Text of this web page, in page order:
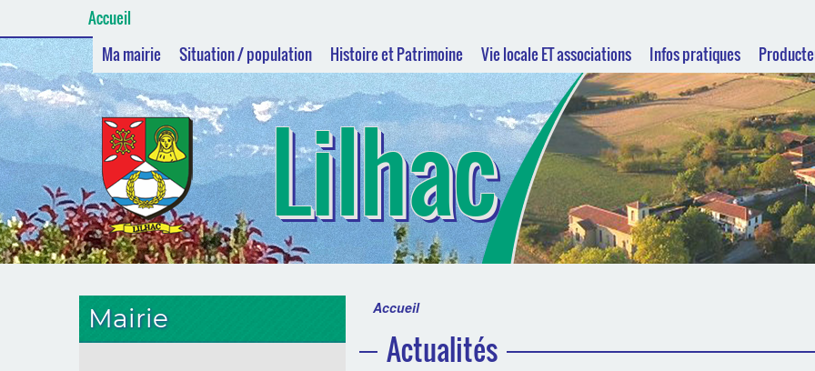
Accueil
Ma mairie
Situation / population Histoire et Patrimoine Vie locale ET associations Infos pratiques
Lilhac
Accueil
Actualités
Mairie